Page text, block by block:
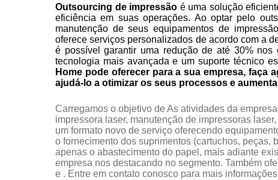
Outsourcing de impressão é uma solução
eficiência em suas operações. Ao optar pelo
manutenção de seus equipamentos de
oferece serviços personalizados de acordo com a
é possível garantir uma redução de até 30%
tecnologia mais avançada e um suporte técnico
Home pode oferecer para a sua empresa, faça
ajudá-lo a otimizar os seus processos e
Carregamos o objetivo de As atividades da
impressora laser, manutenção de impressoras
um formato novo de serviço oferecendo
o fornecimento dos suprimentos (cartuchos,
apenas o abastecimento do papel, mais adiante
empresa nos destacando no segmento. Também
e . Entre em contato conosco para mais